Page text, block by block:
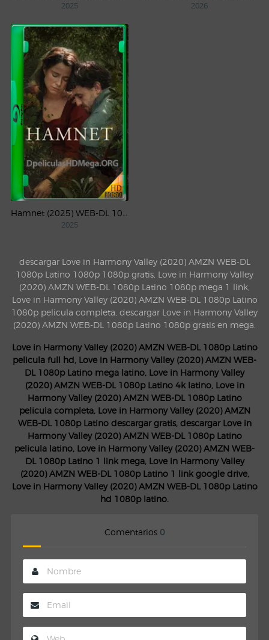
2025 2026
2025
descargar Love in Harmony Valley (2020) AMZN WEB-DL
1080p Latino 1080p 1080p gratis, Love in Harmony Valley
(2020) AMZN WEB-DL 1080p Latino 1080p mega 1 link,
Love in Harmony Valley (2020) AMZN WEB-DL 1080p Latino
1080p pelicula completa, descargar Love in Harmony Valley
(2020) AMZN WEB-DL 1080p Latino 1080p gratis en mega.
Love in Harmony Valley (2020) AMZN WEB-DL 1080p Latino
pelicula full hd, Love in Harmony Valley (2020) AMZN WEB-
DL 1080p Latino mega latino, Love in Harmony Valley
(2020) AMZN WEB-DL 1080p Latino 4k latino, Love in
Harmony Valley (2020) AMZN WEB-DL 1080p Latino
pelicula completa, Love in Harmony Valley (2020) AMZN
WEB-DL 1080p Latino descargar gratis, descargar Love in
Harmony Valley (2020) AMZN WEB-DL 1080p Latino
pelicula latino, Love in Harmony Valley (2020) AMZN WEB-
DL 1080p Latino 1 link mega, Love in Harmony Valley
(2020) AMZN WEB-DL 1080p Latino 1 link google drive,
Love in Harmony Valley (2020) AMZN WEB-DL 1080p Latino
hd 1080p latino.
Comentarios 0